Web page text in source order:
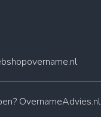
? OvernameAdvies.nl